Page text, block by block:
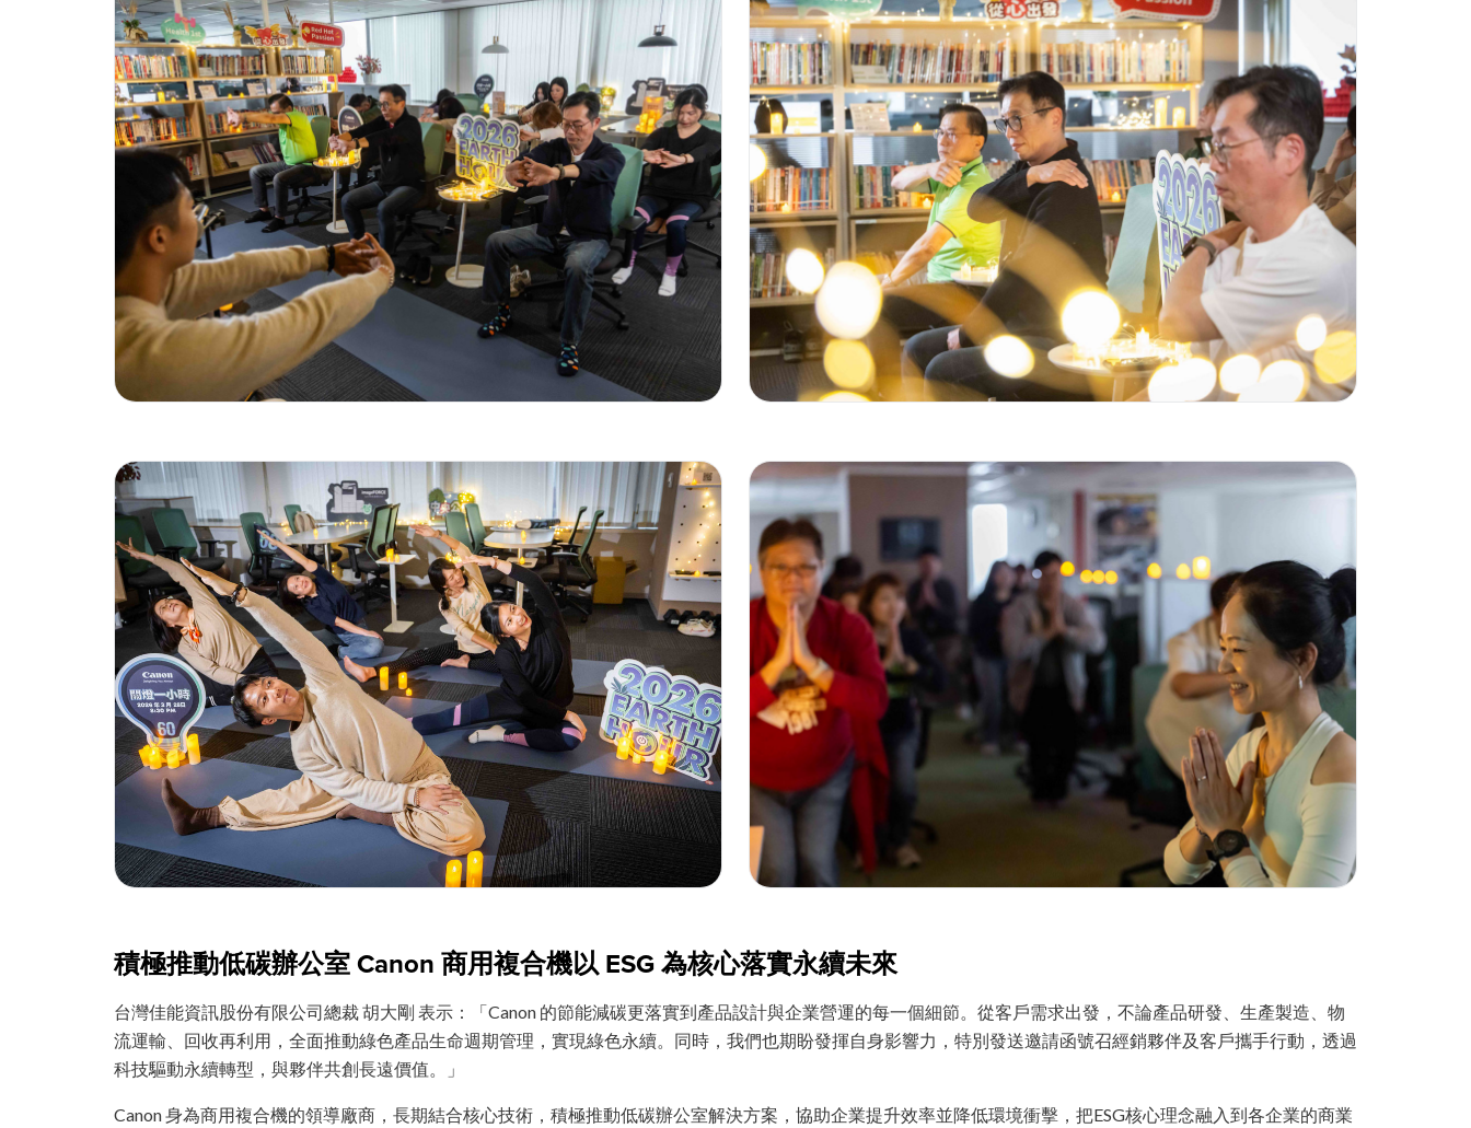
積極推動低碳辦公室 Canon 商用複合機以 ESG 為核心落實永續未來
台灣佳能資訊股份有限公司總裁 胡大剛 表示：「Canon 的節能減碳更落實到產品設計與企業營運的每一個細節。從客戶需求出發，不論產品研發、生產製造、物
流運輸、回收再利用，全面推動綠色產品生命週期管理，實現綠色永續。同時，我們也期盼發揮自身影響力，特別發送邀請函號召經銷夥伴及客戶攜手行動，透過
科技驅動永續轉型，與夥伴共創長遠價值。」
Canon 身為商用複合機的領導廠商，長期結合核心技術，積極推動低碳辦公室解決方案，協助企業提升效率並降低環境衝擊，把ESG核心理念融入到各企業的商業